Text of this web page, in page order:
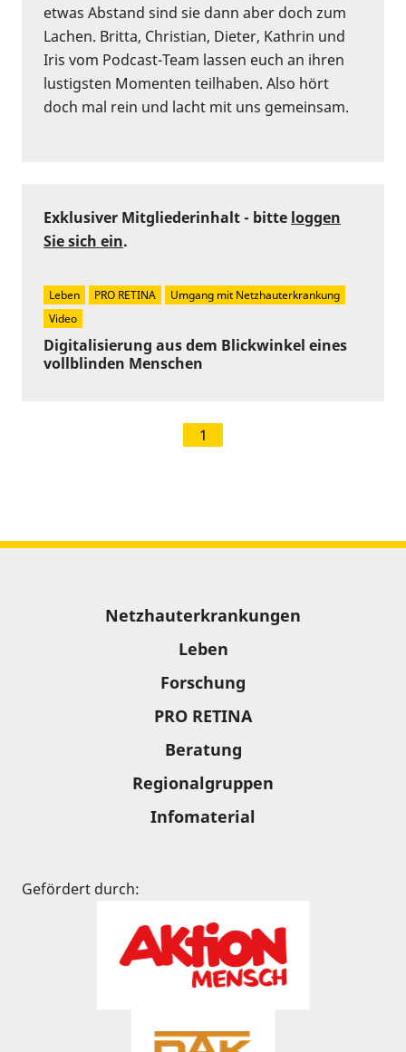
etwas Abstand sind sie dann aber doch zum
Lachen. Britta, Christian, Dieter, Kathrin und
Iris vom Podcast-Team lassen euch an ihren
lustigsten Momenten teilhaben. Also hört
doch mal rein und lacht mit uns gemeinsam.
Digitalisierung aus dem Blickwinkel eines
vollblinden Menschen
Exklusiver Mitgliederinhalt - bitte loggen
Sie sich ein.
Leben PRO RETINA
Umgang mit Netzhauterkrankung
Video
1
Netzhauterkrankungen
Leben
Forschung
PRO RETINA
Beratung
Regionalgruppen
Infomaterial
Gefördert durch: